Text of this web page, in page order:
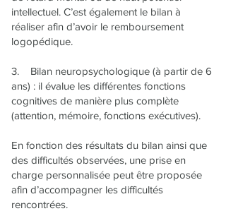
intellectuel. C’est également le bilan à
réaliser afin d’avoir le remboursement
logopédique.
3. Bilan neuropsychologique (à partir de 6
ans) : il évalue les différentes fonctions
cognitives de manière plus complète
(attention, mémoire, fonctions exécutives).
En fonction des résultats du bilan ainsi que
des difficultés observées, une prise en
charge personnalisée peut être proposée
afin d’accompagner les difficultés
rencontrées.